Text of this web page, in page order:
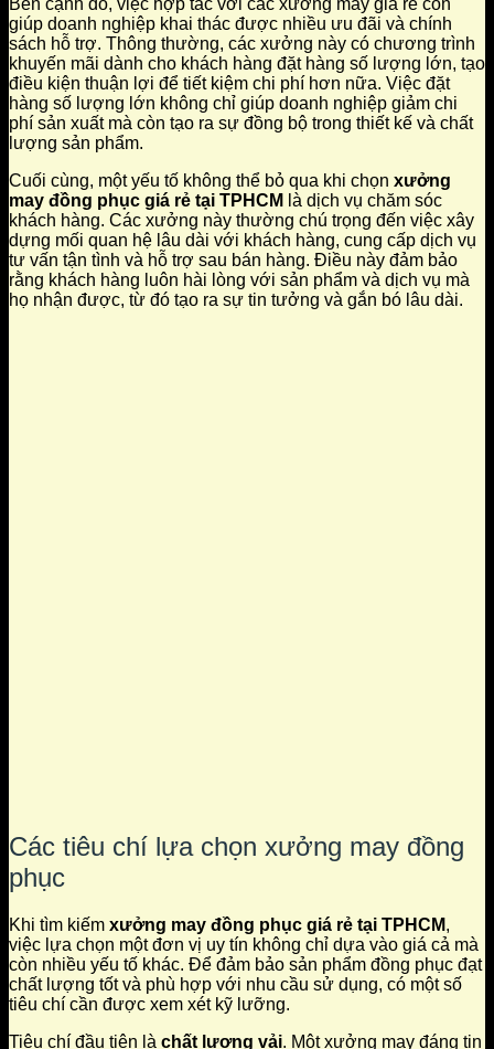
Bên cạnh đó, việc hợp tác với các xưởng may giá rẻ còn
giúp doanh nghiệp khai thác được nhiều ưu đãi và chính
sách hỗ trợ. Thông thường, các xưởng này có chương trình
khuyến mãi dành cho khách hàng đặt hàng số lượng lớn, tạo
điều kiện thuận lợi để tiết kiệm chi phí hơn nữa. Việc đặt
hàng số lượng lớn không chỉ giúp doanh nghiệp giảm chi
phí sản xuất mà còn tạo ra sự đồng bộ trong thiết kế và chất
lượng sản phẩm.
Cuối cùng, một yếu tố không thể bỏ qua khi chọn xưởng
may đồng phục giá rẻ tại TPHCM là dịch vụ chăm sóc
khách hàng. Các xưởng này thường chú trọng đến việc xây
dựng mối quan hệ lâu dài với khách hàng, cung cấp dịch vụ
tư vấn tận tình và hỗ trợ sau bán hàng. Điều này đảm bảo
rằng khách hàng luôn hài lòng với sản phẩm và dịch vụ mà
họ nhận được, từ đó tạo ra sự tin tưởng và gắn bó lâu dài.
Các tiêu chí lựa chọn xưởng may đồng
phục
Khi tìm kiếm xưởng may đồng phục giá rẻ tại TPHCM,
việc lựa chọn một đơn vị uy tín không chỉ dựa vào giá cả mà
còn nhiều yếu tố khác. Để đảm bảo sản phẩm đồng phục đạt
chất lượng tốt và phù hợp với nhu cầu sử dụng, có một số
tiêu chí cần được xem xét kỹ lưỡng.
Tiêu chí đầu tiên là chất lượng vải. Một xưởng may đáng tin